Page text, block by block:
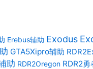
Erebus辅助 Exodus
GTA5Xipro辅助
助 RDR2Oregon RDR2勇